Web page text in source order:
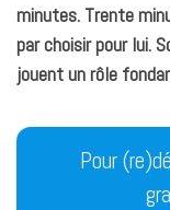
minutes. Trente
par choisir pour lui.
jouent un rôle
Pour